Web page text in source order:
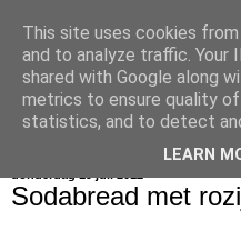
bijna net zo
Sodabread met
This site uses cookies
and to analyze traffic. Your
shared with Google along
metrics to ensure quality
statistics, and to detect
LEARN